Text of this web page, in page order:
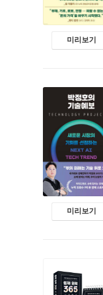
미리보기
미리보기